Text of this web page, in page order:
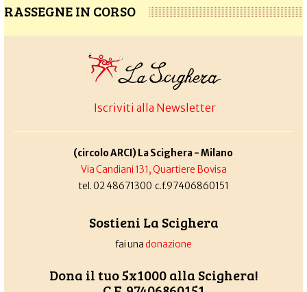
RASSEGNE IN CORSO
Iscriviti alla Newsletter
(circolo ARCI) La Scighera - Milano
Via Candiani 131, Quartiere Bovisa
tel. 02 48671300 c.f.97406860151
Sostieni La Scighera
fai unadonazione
Dona il tuo 5x1000 alla Scighera!